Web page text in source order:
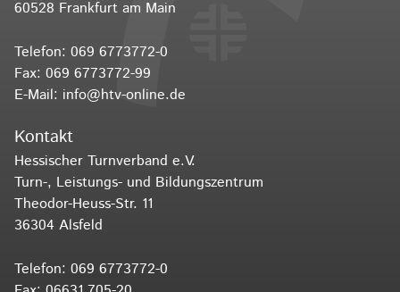
60528 Frankfurt am Main
Telefon: 069 6773772-0
Fax: 069 6773772-99
E-Mail: info@htv-online.de
Kontakt
Hessischer Turnverband e.V.
Turn-, Leistungs- und Bildungszentrum
Theodor-Heuss-Str. 11
36304 Alsfeld
Telefon: 069 6773772-0